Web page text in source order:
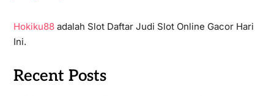
Hokiku88adalah Slot Daftar Judi Slot Online Gacor Hari
Ini.
Recent Posts